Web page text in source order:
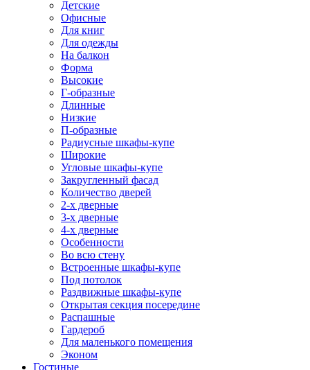
Детские
Офисные
Для книг
Для одежды
На балкон
Форма
Высокие
Г-образные
Длинные
Низкие
П-образные
Радиусные шкафы-купе
Широкие
Угловые шкафы-купе
Закругленный фасад
Количество дверей
2-х дверные
3-х дверные
4-х дверные
Особенности
Во всю стену
Встроенные шкафы-купе
Под потолок
Раздвижные шкафы-купе
Открытая секция посередине
Распашные
Гардероб
Для маленького помещения
Эконом
Гостиные